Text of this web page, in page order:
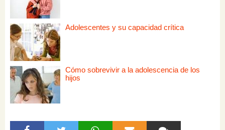
Adolescentes y su capacidad crítica
Cómo sobrevivir a la adolescencia de los
hijos